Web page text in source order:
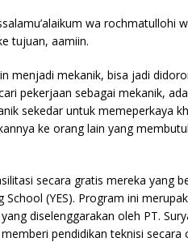
wa rochmatullohi
tujuan, aamiin.
menjadi mekanik, bisa jadi
pekerjaan sebagai mekanik,
sekedar untuk memeperkaya
ke orang lain yang
secara gratis mereka yang
School (YES). Program ini
diselenggarakan oleh PT.
pendidikan teknisi secara